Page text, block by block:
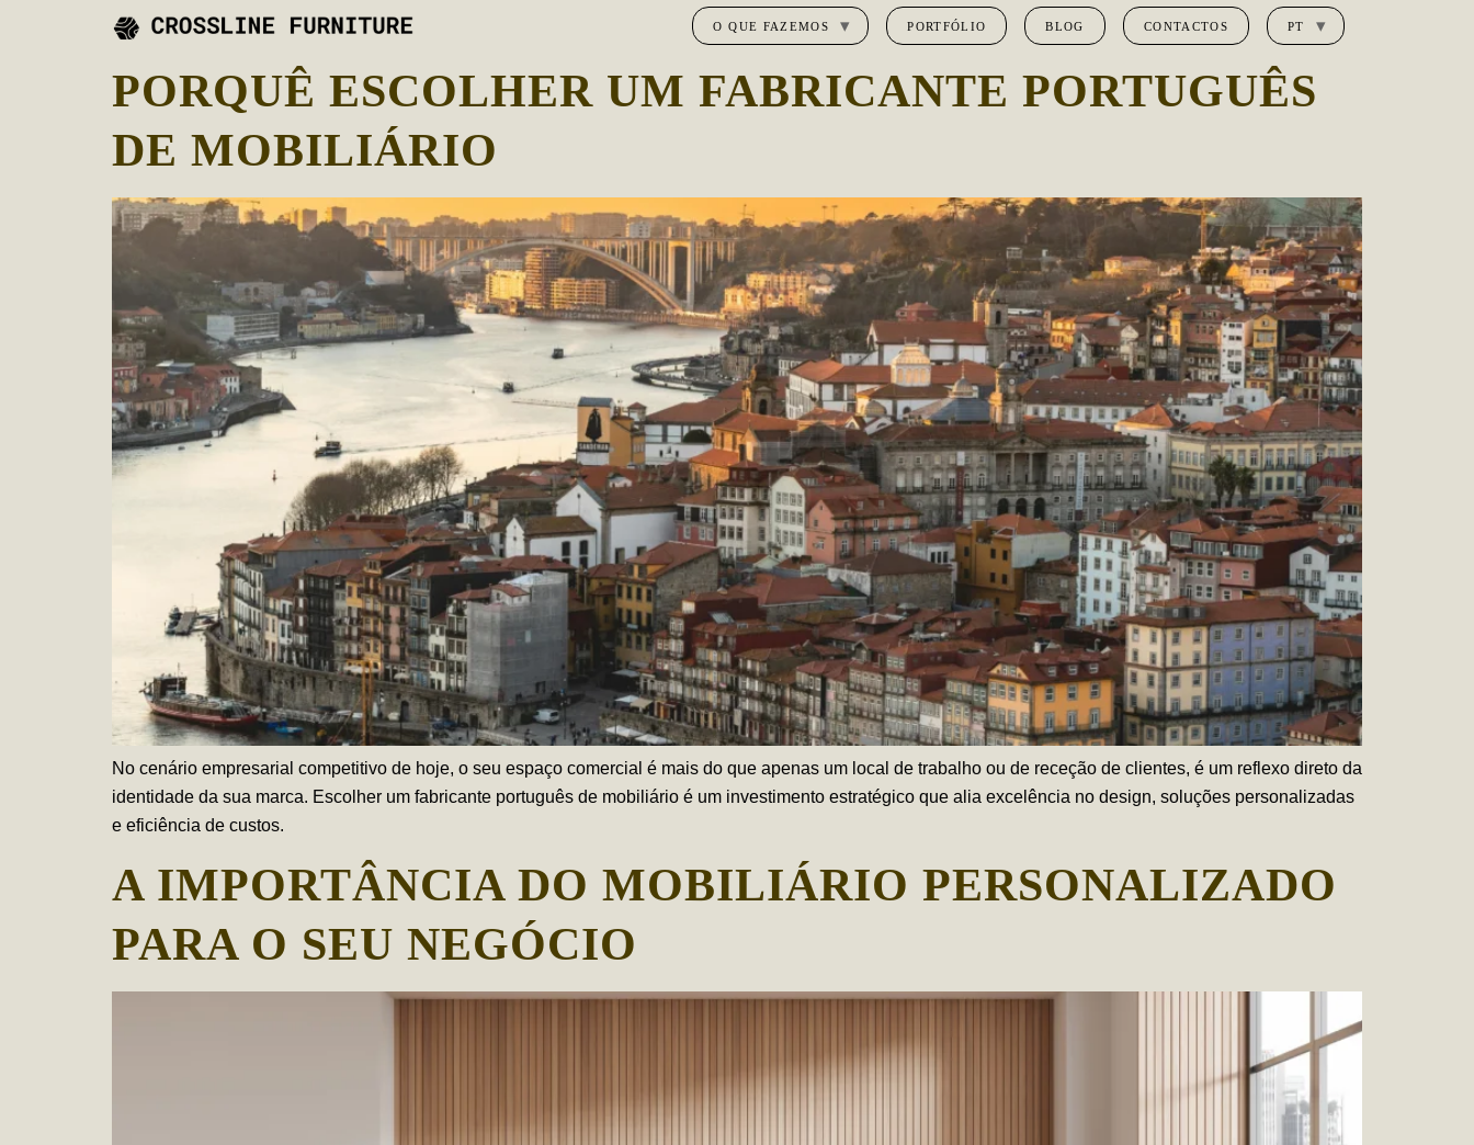
O QUE FAZEMOS PORTFÓLIO BLOG CONTACTOS PT
PORQUÊ ESCOLHER UM FABRICANTE PORTUGUÊS
DE MOBILIÁRIO
No cenário empresarial competitivo de hoje, o seu espaço comercial é mais do que apenas um local de trabalho ou de receção de clientes, é um reflexo direto da
identidade da sua marca. Escolher um fabricante português de mobiliário é um investimento estratégico que alia excelência no design, soluções personalizadas
e eficiência de custos.
A IMPORTÂNCIA DO MOBILIÁRIO PERSONALIZADO
PARA O SEU NEGÓCIO